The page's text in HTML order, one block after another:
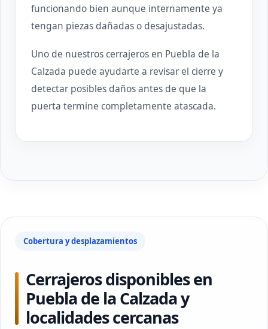
funcionando bien aunque internamente ya
tengan piezas dañadas o desajustadas.
Uno de nuestros cerrajeros en Puebla de la
Calzada puede ayudarte a revisar el cierre y
detectar posibles daños antes de que la
puerta termine completamente atascada.
Cobertura y desplazamientos
Cerrajeros disponibles en
Puebla de la Calzada y
localidades cercanas